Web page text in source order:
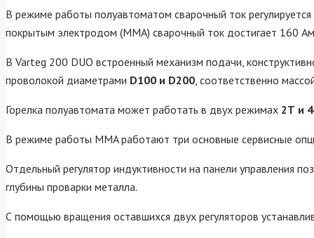
В режиме работы полуавтоматом сварочный ток
покрытым электродом (ММА) сварочный ток достигает 160
В Varteg 200 DUO встроенный механизм подачи,
проволокой диаметрами D100 и D200, соответственно
Горелка полуавтомата может работать в двух режимах 2Т и
В режиме работы MMA работают три основные сервисные
Отдельный регулятор индуктивности на панели управления
глубины проварки металла.
С помощью вращения оставшихся двух регуляторов